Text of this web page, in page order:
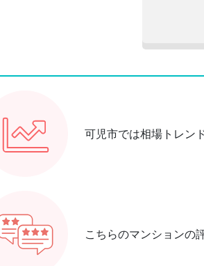
可児市では相場トレン
こちらのマンションの